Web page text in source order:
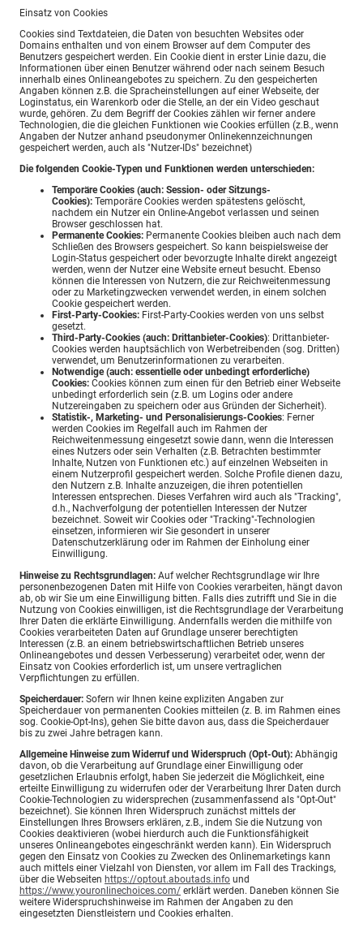
Einsatz von Cookies
Cookies sind Textdateien, die Daten von besuchten Websites oder
Domains enthalten und von einem Browser auf dem Computer des
Benutzers gespeichert werden. Ein Cookie dient in erster Linie dazu, die
Informationen über einen Benutzer während oder nach seinem Besuch
innerhalb eines Onlineangebotes zu speichern. Zu den gespeicherten
Angaben können z.B. die Spracheinstellungen auf einer Webseite, der
Loginstatus, ein Warenkorb oder die Stelle, an der ein Video geschaut
wurde, gehören. Zu dem Begriff der Cookies zählen wir ferner andere
Technologien, die die gleichen Funktionen wie Cookies erfüllen (z.B., wenn
Angaben der Nutzer anhand pseudonymer Onlinekennzeichnungen
gespeichert werden, auch als "Nutzer-IDs" bezeichnet)
Die folgenden Cookie-Typen und Funktionen werden unterschieden:
Temporäre Cookies (auch: Session- oder Sitzungs-
Cookies): Temporäre Cookies werden spätestens gelöscht,
nachdem ein Nutzer ein Online-Angebot verlassen und seinen
Browser geschlossen hat.
Permanente Cookies: Permanente Cookies bleiben auch nach dem
Schließen des Browsers gespeichert. So kann beispielsweise der
Login-Status gespeichert oder bevorzugte Inhalte direkt angezeigt
werden, wenn der Nutzer eine Website erneut besucht. Ebenso
können die Interessen von Nutzern, die zur Reichweitenmessung
oder zu Marketingzwecken verwendet werden, in einem solchen
Cookie gespeichert werden.
First-Party-Cookies: First-Party-Cookies werden von uns selbst
gesetzt.
Third-Party-Cookies (auch: Drittanbieter-Cookies): Drittanbieter-
Cookies werden hauptsächlich von Werbetreibenden (sog. Dritten)
verwendet, um Benutzerinformationen zu verarbeiten.
Notwendige (auch: essentielle oder unbedingt erforderliche)
Cookies: Cookies können zum einen für den Betrieb einer Webseite
unbedingt erforderlich sein (z.B. um Logins oder andere
Nutzereingaben zu speichern oder aus Gründen der Sicherheit).
Statistik-, Marketing- und Personalisierungs-Cookies: Ferner
werden Cookies im Regelfall auch im Rahmen der
Reichweitenmessung eingesetzt sowie dann, wenn die Interessen
eines Nutzers oder sein Verhalten (z.B. Betrachten bestimmter
Inhalte, Nutzen von Funktionen etc.) auf einzelnen Webseiten in
einem Nutzerprofil gespeichert werden. Solche Profile dienen dazu,
den Nutzern z.B. Inhalte anzuzeigen, die ihren potentiellen
Interessen entsprechen. Dieses Verfahren wird auch als "Tracking",
d.h., Nachverfolgung der potentiellen Interessen der Nutzer
bezeichnet. Soweit wir Cookies oder "Tracking"-Technologien
einsetzen, informieren wir Sie gesondert in unserer
Datenschutzerklärung oder im Rahmen der Einholung einer
Einwilligung.
Hinweise zu Rechtsgrundlagen: Auf welcher Rechtsgrundlage wir Ihre
personenbezogenen Daten mit Hilfe von Cookies verarbeiten, hängt davon
ab, ob wir Sie um eine Einwilligung bitten. Falls dies zutrifft und Sie in die
Nutzung von Cookies einwilligen, ist die Rechtsgrundlage der Verarbeitung
Ihrer Daten die erklärte Einwilligung. Andernfalls werden die mithilfe von
Cookies verarbeiteten Daten auf Grundlage unserer berechtigten
Interessen (z.B. an einem betriebswirtschaftlichen Betrieb unseres
Onlineangebotes und dessen Verbesserung) verarbeitet oder, wenn der
Einsatz von Cookies erforderlich ist, um unsere vertraglichen
Verpflichtungen zu erfüllen.
Speicherdauer: Sofern wir Ihnen keine expliziten Angaben zur
Speicherdauer von permanenten Cookies mitteilen (z. B. im Rahmen eines
sog. Cookie-Opt-Ins), gehen Sie bitte davon aus, dass die Speicherdauer
bis zu zwei Jahre betragen kann.
Allgemeine Hinweise zum Widerruf und Widerspruch (Opt-Out): Abhängig
davon, ob die Verarbeitung auf Grundlage einer Einwilligung oder
gesetzlichen Erlaubnis erfolgt, haben Sie jederzeit die Möglichkeit, eine
erteilte Einwilligung zu widerrufen oder der Verarbeitung Ihrer Daten durch
Cookie-Technologien zu widersprechen (zusammenfassend als "Opt-Out"
bezeichnet). Sie können Ihren Widerspruch zunächst mittels der
Einstellungen Ihres Browsers erklären, z.B., indem Sie die Nutzung von
Cookies deaktivieren (wobei hierdurch auch die Funktionsfähigkeit
unseres Onlineangebotes eingeschränkt werden kann). Ein Widerspruch
gegen den Einsatz von Cookies zu Zwecken des Onlinemarketings kann
auch mittels einer Vielzahl von Diensten, vor allem im Fall des Trackings,
über die Webseiten https://optout.aboutads.info und
https://www.youronlinechoices.com/ erklärt werden. Daneben können Sie
weitere Widerspruchshinweise im Rahmen der Angaben zu den
eingesetzten Dienstleistern und Cookies erhalten.